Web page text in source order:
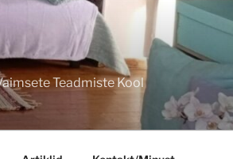
Teadmiste Kool